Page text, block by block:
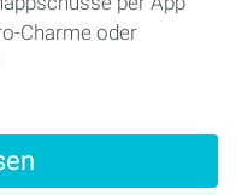
Charme oder